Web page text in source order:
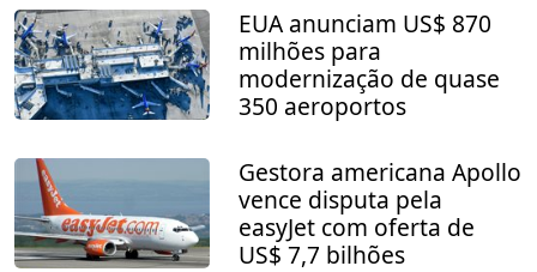
EUA anunciam US$ 870
milhões para
modernização de quase
350 aeroportos
Gestora americana Apollo
vence disputa pela
easyJet com oferta de
US$ 7,7 bilhões